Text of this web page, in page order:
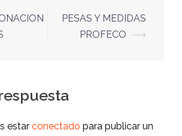
PESAS Y MEDIDAS
PROFECO
⟶
estar conectado para publicar un